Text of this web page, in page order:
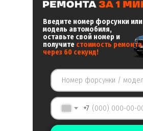
Введите номер форсунки или
модель автомобиля,
оставьте свой номер и
получите стоимость ремонта
через 60 секунд!
+7